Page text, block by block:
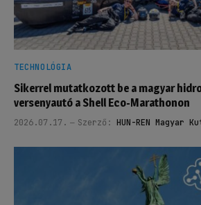
TECHNOLÓGIA
Sikerrel mutatkozott be a magyar
versenyautó a Shell Eco-Marathonon
2026.07.17. Szerző: HUN-REN Magyar